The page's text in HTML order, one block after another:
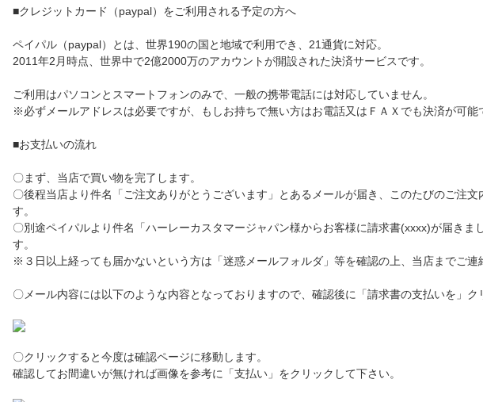
■クレジットカード（paypal）をご利用される予定の方へ
ペイパル（paypal）とは、世界190の国と地域で利用でき、21通貨に対応。
2011年2月時点、世界中で2億2000万のアカウントが開設された決済サービスです。
ご利用はパソコンとスマートフォンのみで、一般の携帯電話には対応していません。
※必ずメールアドレスは必要ですが、もしお持ちで無い方はお電話又はＦＡＸでも決済が可能
■お支払いの流れ
〇まず、当店で買い物を完了します。
〇後程当店より件名「ご注文ありがとうございます」とあるメールが届き、このたびのご注文
す。
〇別途ペイパルより件名「ハーレーカスタマージャパン様からお客様に請求書(xxxx)が届きま
す。
※３日以上経っても届かないという方は「迷惑メールフォルダ」等を確認の上、当店までご連
〇メール内容には以下のような内容となっておりますので、確認後に「請求書の支払いを」ク
〇クリックすると今度は確認ページに移動します。
確認してお間違いが無ければ画像を参考に「支払い」をクリックして下さい。